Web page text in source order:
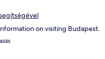
on visiting Budapest.